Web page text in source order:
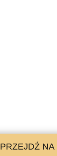
PRZEJDŹ NA